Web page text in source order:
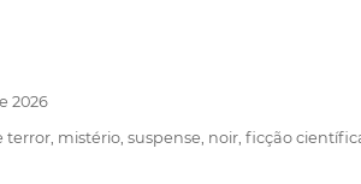
2026
mistério, suspense, noir, ficção